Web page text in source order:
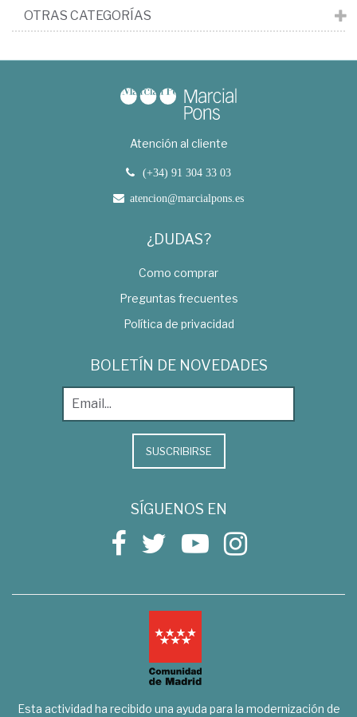
OTRAS CATEGORÍAS
Atención al cliente
(+34) 91 304 33 03
atencion@marcialpons.es
¿DUDAS?
Como comprar
Preguntas frecuentes
Política de privacidad
BOLETÍN DE NOVEDADES
SUSCRIBIRSE
SÍGUENOS EN
Esta actividad ha recibido una ayuda para la modernización de